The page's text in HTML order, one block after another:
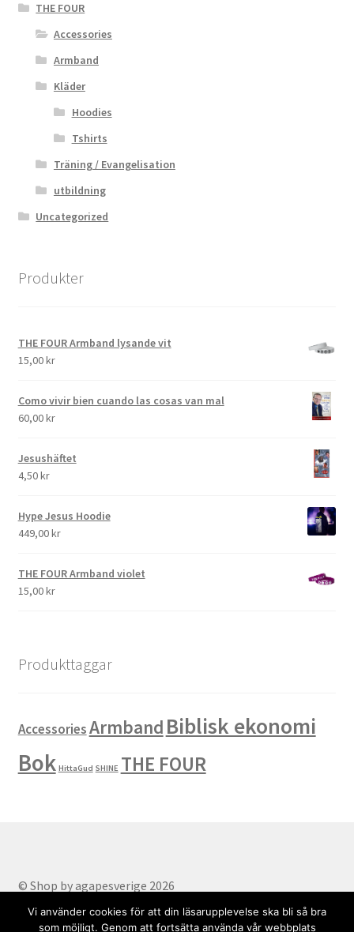
THE FOUR
Accessories
Armband
Kläder
Hoodies
Tshirts
Träning / Evangelisation
utbildning
Uncategorized
Produkter
THE FOUR Armband lysande vit
15,00kr
Como vivir bien cuando las cosas van mal
60,00kr
Jesushäftet
4,50kr
Hype Jesus Hoodie
449,00kr
THE FOUR Armband violet
15,00kr
Produkttaggar
AccessoriesArmband Biblisk ekonomi
Bok HittaGud SHINE THE FOUR
© Shop by agapesverige 2026
Part of AgapeSverige.
Vi använder cookies för att din läsarupplevelse ska bli så bra
som möjligt. Genom att fortsätta använda vår webbplats